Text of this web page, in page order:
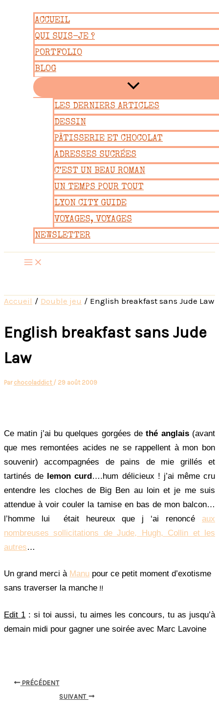
contenu
ACCUEIL
QUI SUIS-JE ?
PORTFOLIO
BLOG
LES DERNIERS ARTICLES
DESSIN
PÂTISSERIE ET CHOCOLAT
ADRESSES SUCRÉES
C’EST UN BEAU ROMAN
UN TEMPS POUR TOUT
LYON CITY GUIDE
VOYAGES, VOYAGES
NEWSLETTER
Accueil Double jeu English breakfast sans Jude Law
English breakfast sans Jude
Law
Par chocoladdict / 29 août 2009
Ce matin j’ai bu quelques gorgées dethé anglais(avant
que mes remontées acides ne se rappellent à mon bon
souvenir) accompagnées de pains de mie grillés et
tartinés de lemon curd….hum délicieux ! j’ai même cru
entendre les cloches de Big Ben au loin et je me suis
attendue à voir couler la tamise en bas de mon balcon…
l’homme lui était heureux que j ‘ai renoncé aux
nombreuses sollicitations de Jude, Hugh, Collin et les
autres…
Un grand merci à Manu pour ce petit moment d’exotisme
sans traverser la manche !!
Edit 1 : si toi aussi, tu aimes les concours, tu as jusqu’à
demain midi pour gagner une soirée avec Marc Lavoine
PRÉCÉDENT
SUIVANT